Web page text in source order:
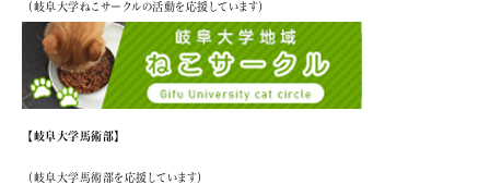
（岐阜大学ねこサークルの活動を応援しています）
【岐阜大学馬術部】
（岐阜大学馬術部を応援しています）